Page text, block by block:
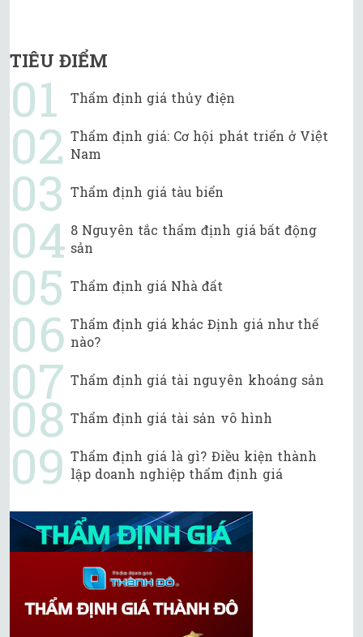
TIÊU ĐIỂM
Thẩm định giá thủy điện
Thẩm định giá: Cơ hội phát triển ở Việt
Nam
Thẩm định giá tàu biển
8 Nguyên tắc thẩm định giá bất động
sản
Thẩm định giá Nhà đất
Thẩm định giá khác Định giá như thế
nào?
Thẩm định giá tài nguyên khoáng sản
Thẩm định giá tài sản vô hình
Thẩm định giá là gì? Điều kiện thành
lập doanh nghiệp thẩm định giá